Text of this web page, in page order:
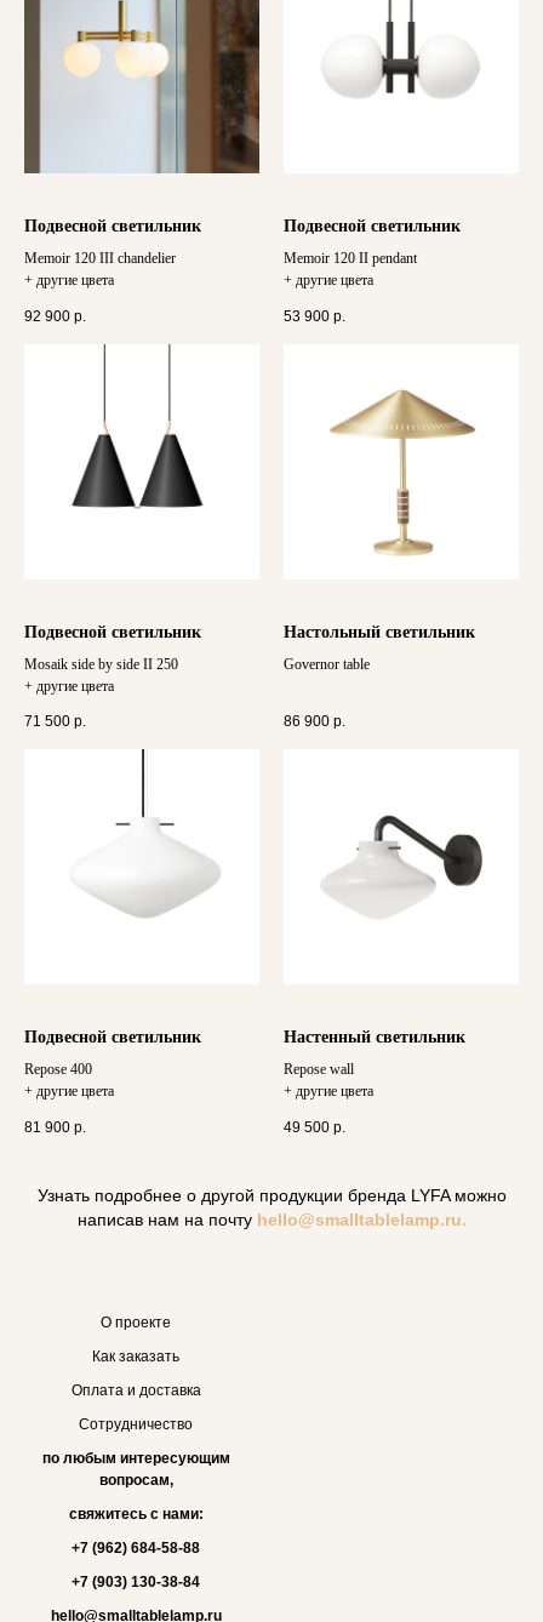
Подвесной светильник
Memoir 120 III chandelier
+ другие цвета
92 900 р.
Подвесной светильник
Memoir 120 II pendant
+ другие цвета
53 900 р.
Подвесной светильник
Mosaik side by side II 250
+ другие цвета
71 500 р.
Настольный светильник
Governor table
86 900 р.
Подвесной светильник
Repose 400
+ другие цвета
81 900 р.
Настенный светильник
Repose wall
+ другие цвета
49 500 р.
Узнать подробнее о другой продукции бренда LYFA можно
написав нам на почту hello@smalltablelamp.ru.
О проекте
Как заказать
Оплата и доставка
Сотрудничество
по любым интересующим
вопросам,
свяжитесь с нами:
+7 (962) 684-58-88
+7 (903) 130-38-84
hello@smalltablelamp.ru